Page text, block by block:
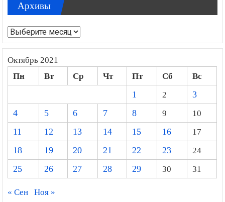
Архивы
Архивы
Октябрь 2021
Пн Вт Ср Чт Пт Сб
Вс
1
2
3
4
5 6 7 8 9
10
11
12 13 14 15 16
17
18
19 20 21 22 23
24
25
26 27 28 29 30 31
« Сен Ноя »